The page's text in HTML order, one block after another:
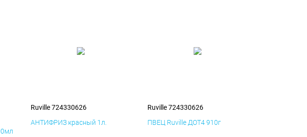
Ruville 724330626
АНТИФРИЗ красный 1л.
Ruville 724330626
ПВЕЦ Ruville ДОТ4 910г